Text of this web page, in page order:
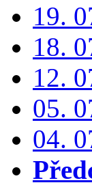
19.
18.
12.
05.
04.